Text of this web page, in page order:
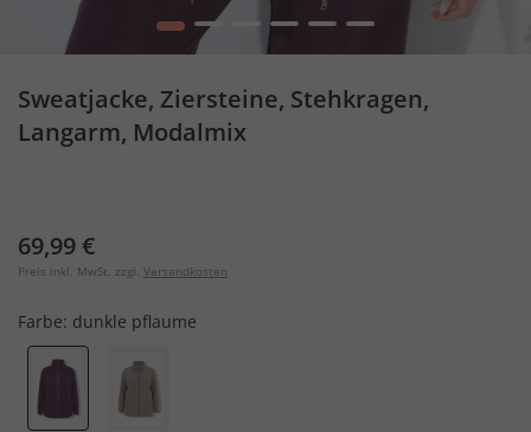
1 2 4 5 6
Sweatjacke, Ziersteine, Stehkragen,
Langarm, Modalmix
69,99 €
Preis inkl. MwSt. zzgl. Versandkosten
Farbe: dunkle pflaume